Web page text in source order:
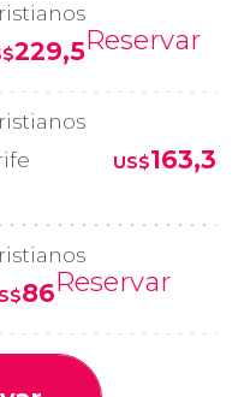
229,5Reservar
US$163,3
86Reservar